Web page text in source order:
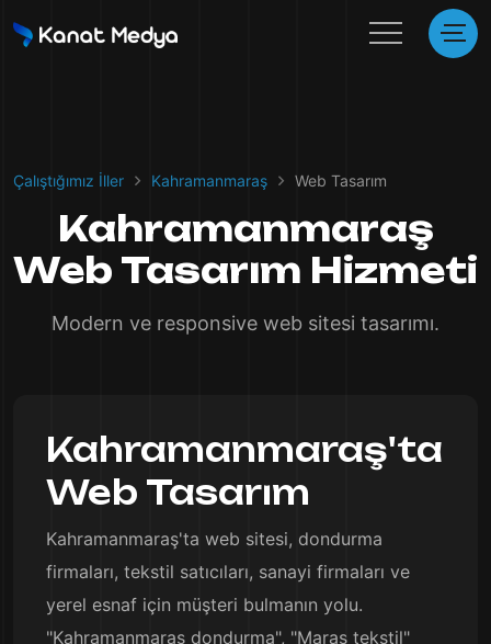
Çalıştığımız İller Kahramanmaraş Web Tasarım
Kahramanmaraş
Web Tasarım Hizmeti
Modern ve responsive web sitesi tasarımı.
Kahramanmaraş'ta
Web Tasarım
Kahramanmaraş'ta web sitesi, dondurma
firmaları, tekstil satıcıları, sanayi firmaları ve
yerel esnaf için müşteri bulmanın yolu.
"Kahramanmaraş dondurma", "Maraş tekstil"